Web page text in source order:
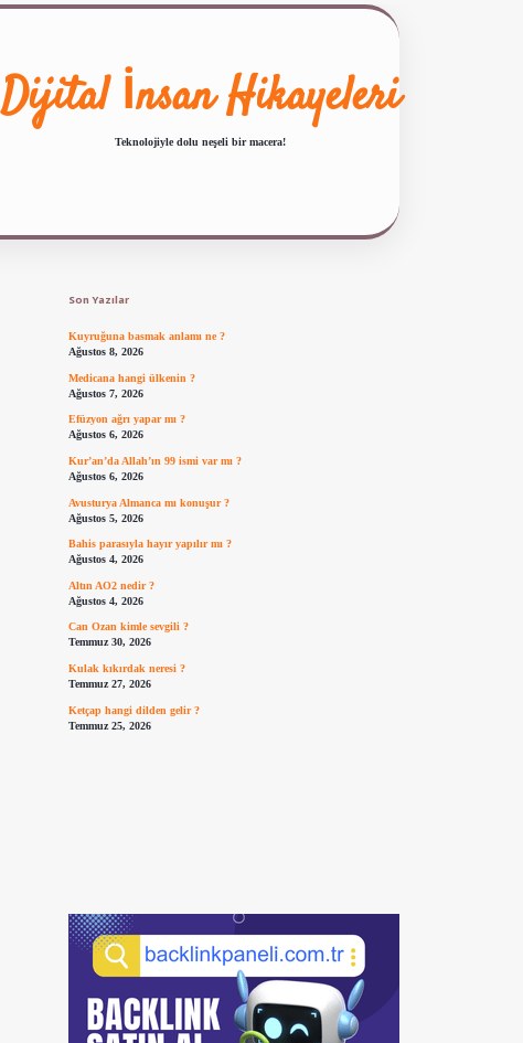
Dijital İnsan Hikayeleri
Teknolojiyle dolu neşeli bir macera!
Son Yazılar
Kuyruğuna basmak anlamı ne ?
Ağustos 8, 2026
Medicana hangi ülkenin ?
Ağustos 7, 2026
Efüzyon ağrı yapar mı ?
Ağustos 6, 2026
Kur’an’da Allah’ın 99 ismi var mı ?
Ağustos 6, 2026
Avusturya Almanca mı konuşur ?
Ağustos 5, 2026
Bahis parasıyla hayır yapılır mı ?
Ağustos 4, 2026
Altın AO2 nedir ?
Ağustos 4, 2026
Can Ozan kimle sevgili ?
Temmuz 30, 2026
Kulak kıkırdak neresi ?
Temmuz 27, 2026
Ketçap hangi dilden gelir ?
Temmuz 25, 2026